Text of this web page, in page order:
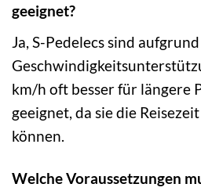
geeignet?
Ja, S-Pedelecs sind
km/h oft besser für längere
geeignet, da sie die
können.
Welche Voraussetzungen